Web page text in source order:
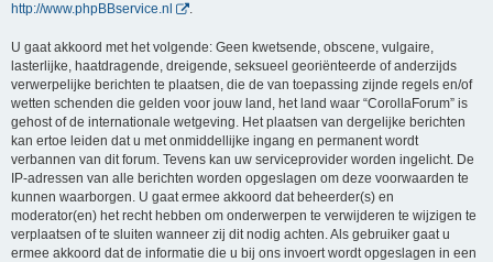
http://www.phpBBservice.nl
.
U gaat akkoord met het volgende: Geen kwetsende, obscene, vulgaire,
lasterlijke, haatdragende, dreigende, seksueel georiënteerde of anderzijds
verwerpelijke berichten te plaatsen, die de van toepassing zijnde regels en/of
wetten schenden die gelden voor jouw land, het land waar “CorollaForum” is
gehost of de internationale wetgeving. Het plaatsen van dergelijke berichten
kan ertoe leiden dat u met onmiddellijke ingang en permanent wordt
verbannen van dit forum. Tevens kan uw serviceprovider worden ingelicht. De
IP-adressen van alle berichten worden opgeslagen om deze voorwaarden te
kunnen waarborgen. U gaat ermee akkoord dat beheerder(s) en
moderator(en) het recht hebben om onderwerpen te verwijderen te wijzigen te
verplaatsen of te sluiten wanneer zij dit nodig achten. Als gebruiker gaat u
ermee akkoord dat de informatie die u bij ons invoert wordt opgeslagen in een